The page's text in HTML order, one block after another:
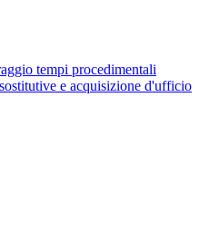
tempi procedimentali
e acquisizione d'ufficio